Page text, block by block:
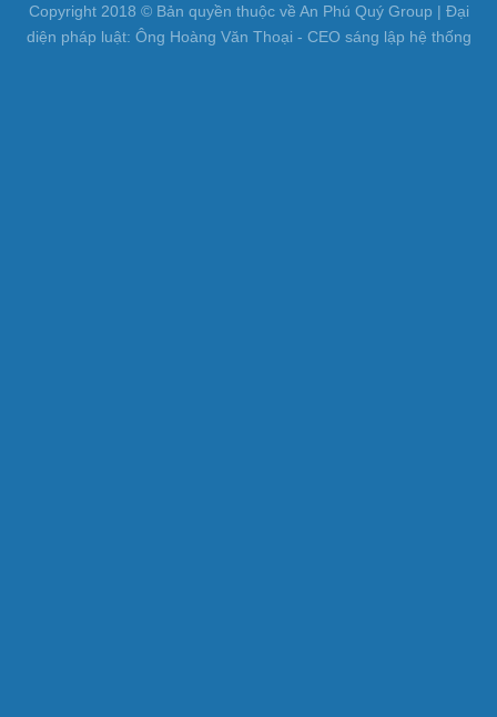
Copyright 2018 © Bản quyền thuộc về An Phú Quý Group | Đại
diện pháp luật: Ông Hoàng Văn Thoại - CEO sáng lập hệ thống